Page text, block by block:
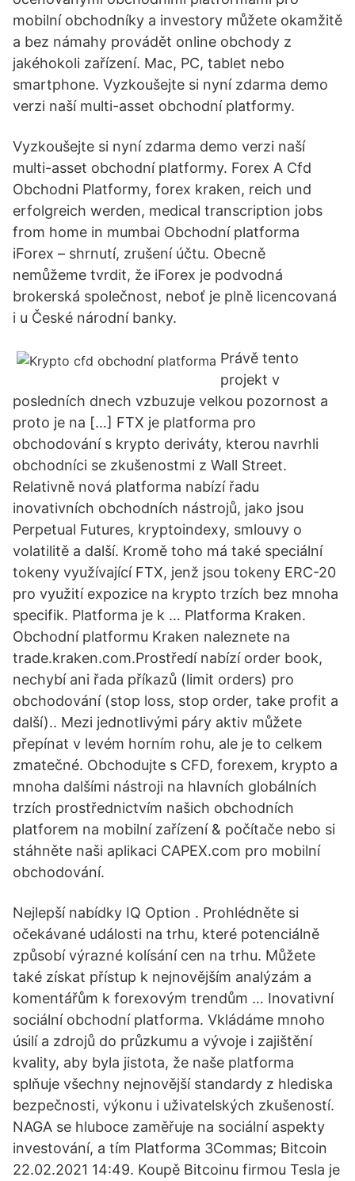
mobilní obchodníky a investory můžete okamžitě
a bez námahy provádět online obchody z
jakéhokoli zařízení. Mac, PC, tablet nebo
smartphone. Vyzkoušejte si nyní zdarma demo
verzi naší multi-asset obchodní platformy.
Vyzkoušejte si nyní zdarma demo verzi naší
multi-asset obchodní platformy. Forex A Cfd
Obchodni Platformy, forex kraken, reich und
erfolgreich werden, medical transcription jobs
from home in mumbai Obchodní platforma
iForex – shrnutí, zrušení účtu. Obecně
nemůžeme tvrdit, že iForex je podvodná
brokerská společnost, neboť je plně licencovaná
i u České národní banky.
Právě tento
projekt v
posledních dnech vzbuzuje velkou pozornost a
proto je na […] FTX je platforma pro
obchodování s krypto deriváty, kterou navrhli
obchodníci se zkušenostmi z Wall Street.
Relativně nová platforma nabízí řadu
inovativních obchodních nástrojů, jako jsou
Perpetual Futures, kryptoindexy, smlouvy o
volatilitě a další. Kromě toho má také speciální
tokeny využívající FTX, jenž jsou tokeny ERC-20
pro využití expozice na krypto trzích bez mnoha
specifik. Platforma je k … Platforma Kraken.
Obchodní platformu Kraken naleznete na
trade.kraken.com.Prostředí nabízí order book,
nechybí ani řada příkazů (limit orders) pro
obchodování (stop loss, stop order, take profit a
další).. Mezi jednotlivými páry aktiv můžete
přepínat v levém horním rohu, ale je to celkem
zmatečné. Obchodujte s CFD, forexem, krypto a
mnoha dalšími nástroji na hlavních globálních
trzích prostřednictvím našich obchodních
platforem na mobilní zařízení & počítače nebo si
stáhněte naši aplikaci CAPEX.com pro mobilní
obchodování.
Nejlepší nabídky IQ Option . Prohlédněte si
očekávané události na trhu, které potenciálně
způsobí výrazné kolísání cen na trhu. Můžete
také získat přístup k nejnovějším analýzám a
komentářům k forexovým trendům … Inovativní
sociální obchodní platforma. Vkládáme mnoho
úsilí a zdrojů do průzkumu a vývoje i zajištění
kvality, aby byla jistota, že naše platforma
splňuje všechny nejnovější standardy z hlediska
bezpečnosti, výkonu i uživatelských zkušeností.
NAGA se hluboce zaměřuje na sociální aspekty
investování, a tím Platforma 3Commas; Bitcoin
22.02.2021 14:49. Koupě Bitcoinu firmou Tesla je